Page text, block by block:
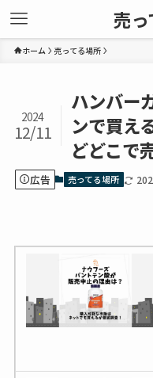
売
ホーム 売ってる場所
ハンバー
ンで買え
どどこで
2024
12/11
広告 売ってる場所